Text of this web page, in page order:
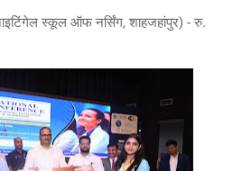
स्कूल ऑफ नर्सिंग, शाहजहांपुर) - रु.